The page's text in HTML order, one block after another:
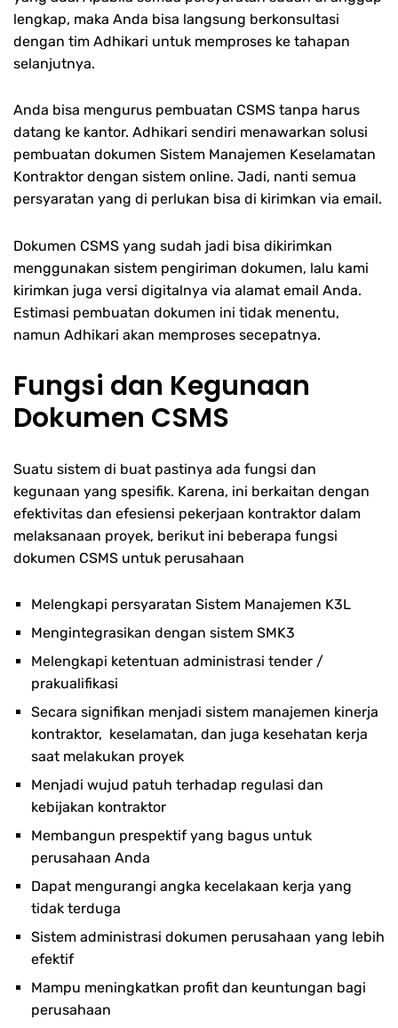
lengkap, maka Anda bisa langsung berkonsultasi
dengan tim Adhikari untuk memproses ke tahapan
selanjutnya.
Anda bisa mengurus pembuatan CSMS tanpa harus
datang ke kantor. Adhikari sendiri menawarkan solusi
pembuatan dokumen Sistem Manajemen Keselamatan
Kontraktor dengan sistem online. Jadi, nanti semua
persyaratan yang di perlukan bisa di kirimkan via email.
Dokumen CSMS yang sudah jadi bisa dikirimkan
menggunakan sistem pengiriman dokumen, lalu kami
kirimkan juga versi digitalnya via alamat email Anda.
Estimasi pembuatan dokumen ini tidak menentu,
namun Adhikari akan memproses secepatnya.
Fungsi dan Kegunaan
Dokumen CSMS
Suatu sistem di buat pastinya ada fungsi dan
kegunaan yang spesifik. Karena, ini berkaitan dengan
efektivitas dan efesiensi pekerjaan kontraktor dalam
melaksanaan proyek, berikut ini beberapa fungsi
dokumen CSMS untuk perusahaan
Melengkapi persyaratan Sistem Manajemen K3L
Mengintegrasikan dengan sistem SMK3
Melengkapi ketentuan administrasi tender /
prakualifikasi
Secara signifikan menjadi sistem manajemen kinerja
kontraktor, keselamatan, dan juga kesehatan kerja
saat melakukan proyek
Menjadi wujud patuh terhadap regulasi dan
kebijakan kontraktor
Membangun prespektif yang bagus untuk
perusahaan Anda
Dapat mengurangi angka kecelakaan kerja yang
tidak terduga
Sistem administrasi dokumen perusahaan yang lebih
efektif
Mampu meningkatkan profit dan keuntungan bagi
perusahaan